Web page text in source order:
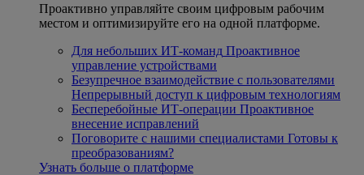
Проактивно управляйте своим цифровым рабочим
местом и оптимизируйте его на одной платформе.
Для небольших ИТ-команд Проактивное
управление устройствами
Безупречное взаимодействие с пользователями
Непрерывный доступ к цифровым технологиям
Бесперебойные ИТ-операции Проактивное
внесение исправлений
Поговорите с нашими специалистами Готовы к
преобразованиям?
Узнать больше о платформе